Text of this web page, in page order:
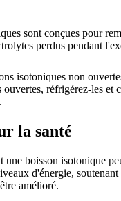
sont conçues pour
perdus pendant
isotoniques non
réfrigérez-les et
la santé
une boisson isotonique
d'énergie,
amélioré.